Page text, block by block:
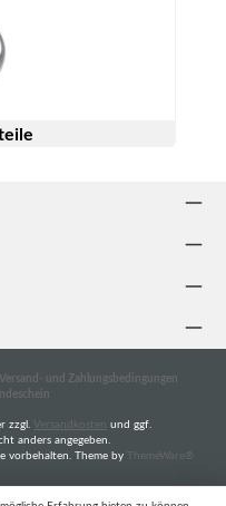
Versand- und Zahlungsbedingungen
zzgl. Versandkosten und ggf.
anders angegeben.
vorbehalten. Theme by
ThemeWare®